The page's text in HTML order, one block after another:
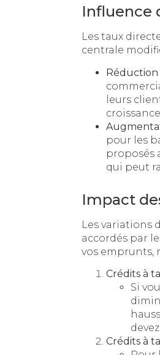
Influence
Les taux
centrale
leurs
pour les
proposés
qui peut
Impact
Les variations
accordés par
vos emprunts,
Crédits à
Si
Crédits à